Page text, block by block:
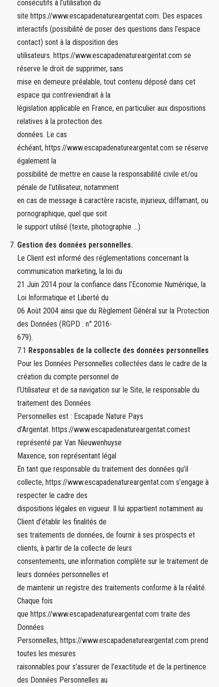
consécutifs à l’utilisation du
site https://www.escapadenatureargentat.com. Des espaces
interactifs (possibilité de poser des questions dans l’espace
contact) sont à la disposition des
utilisateurs. https://www.escapadenatureargentat.com se
réserve le droit de supprimer, sans
mise en demeure préalable, tout contenu déposé dans cet
espace qui contreviendrait à la
législation applicable en France, en particulier aux dispositions
relatives à la protection des
données. Le cas
échéant, https://www.escapadenatureargentat.com se réserve
également la
possibilité de mettre en cause la responsabilité civile et/ou
pénale de l’utilisateur, notamment
en cas de message à caractère raciste, injurieux, diffamant, ou
pornographique, quel que soit
le support utilisé (texte, photographie …).
Gestion des données personnelles.
Le Client est informé des réglementations concernant la
communication marketing, la loi du
21 Juin 2014 pour la confiance dans l’Economie Numérique, la
Loi Informatique et Liberté du
06 Août 2004 ainsi que du Règlement Général sur la Protection
des Données (RGPD : n° 2016-
679).
7.1 Responsables de la collecte des données personnelles
Pour les Données Personnelles collectées dans le cadre de la
création du compte personnel de
l’Utilisateur et de sa navigation sur le Site, le responsable du
traitement des Données
Personnelles est : Escapade Nature Pays
d’Argentat. https://www.escapadenatureargentat.comest
représenté par Van Nieuwenhuyse
Maxence, son représentant légal
En tant que responsable du traitement des données qu’il
collecte, https://www.escapadenatureargentat.com s’engage à
respecter le cadre des
dispositions légales en vigueur. Il lui appartient notamment au
Client d’établir les finalités de
ses traitements de données, de fournir à ses prospects et
clients, à partir de la collecte de leurs
consentements, une information complète sur le traitement de
leurs données personnelles et
de maintenir un registre des traitements conforme à la réalité.
Chaque fois
que https://www.escapadenatureargentat.com traite des
Données
Personnelles, https://www.escapadenatureargentat.com prend
toutes les mesures
raisonnables pour s’assurer de l’exactitude et de la pertinence
des Données Personnelles au